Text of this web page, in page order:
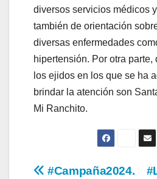
diversos servicios médicos
también de orientación
diversas enfermedades
hipertensión. Por otra parte,
los ejidos en los que se ha
brindar la atención son
Mi Ranchito.
#Campaña2024.